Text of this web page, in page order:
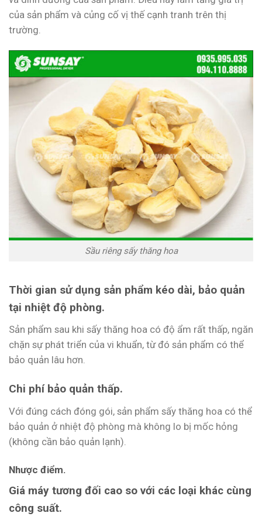
của sản phẩm và củng cố vị thế cạnh tranh trên thị
trường.
Sầu riêng sấy thăng hoa
Thời gian sử dụng sản phẩm kéo dài, bảo quản
tại nhiệt độ phòng.
Sản phẩm sau khi sấy thăng hoa có độ ẩm rất thấp, ngăn
chặn sự phát triển của vi khuẩn, từ đó sản phẩm có thể
bảo quản lâu hơn.
Chi phí bảo quản thấp.
Với đúng cách đóng gói, sản phẩm sấy thăng hoa có thể
bảo quản ở nhiệt độ phòng mà không lo bị mốc hỏng
(không cần bảo quản lạnh).
Nhược điểm.
Giá máy tương đối cao so với các loại khác cùng
công suất.